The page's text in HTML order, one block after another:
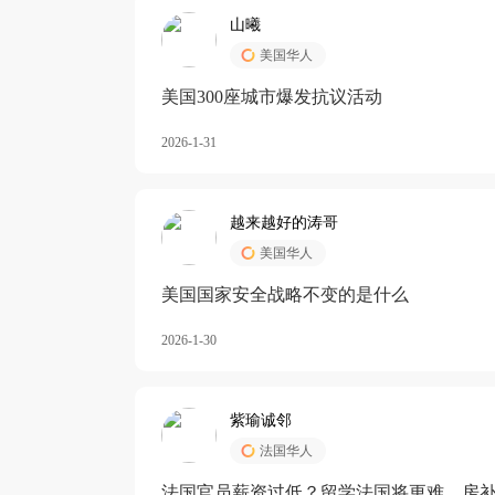
山曦
美国华人
美国300座城市爆发抗议活动
2026-1-31
越来越好的涛哥
美国华人
美国国家安全战略不变的是什么
2026-1-30
紫瑜诚邻
法国华人